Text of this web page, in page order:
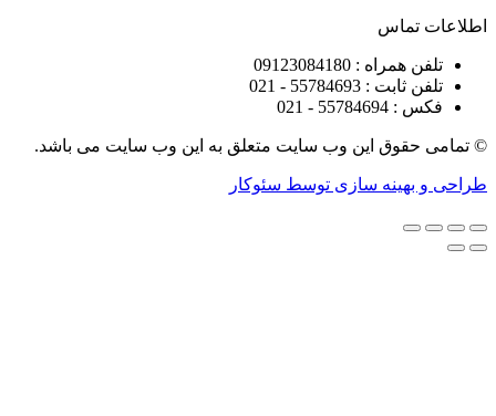
: 09123084180
: 55784693 - 021
این وب سایت متعلق به این وب سایت می باشد.
سازی توسط سئوکار